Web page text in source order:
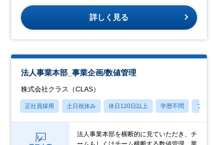
詳しく見る
法人事業本部_事業企画/数値管理
株式会社クラス（CLAS）
正社員採用 土日祝休み 休日120日以上 学歴不問 フレッ
法人事業本部を横断的に見ていただき、チ